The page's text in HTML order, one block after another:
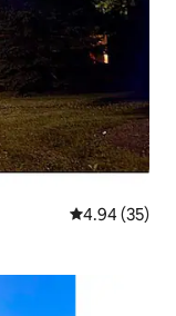
Rating medju
4.94 (35)